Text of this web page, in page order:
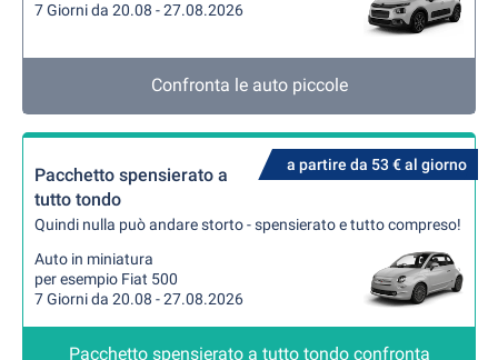
7 Giorni da 20.08 - 27.08.2026
Confronta le auto piccole
a partire da 53 € al giorno
Pacchetto spensierato a
tutto tondo
Quindi nulla può andare storto - spensierato e tutto compreso!
Auto in miniatura
per esempio Fiat 500
7 Giorni da 20.08 - 27.08.2026
Pacchetto spensierato a tutto tondo confronta